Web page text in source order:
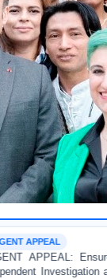
High-
Legal